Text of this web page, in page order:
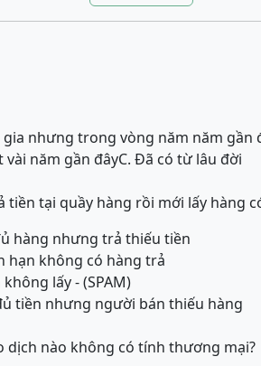
nhưng trong vòng năm năm
năm gần đâyC. Đã có từ lâu đời
tại quầy hàng rồi mới lấy hàng
hàng nhưng trả thiếu tiền
hạn không có hàng trả
lấy - (SPAM)
tiền nhưng người bán thiếu hàng
dịch nào không có tính thương mại?